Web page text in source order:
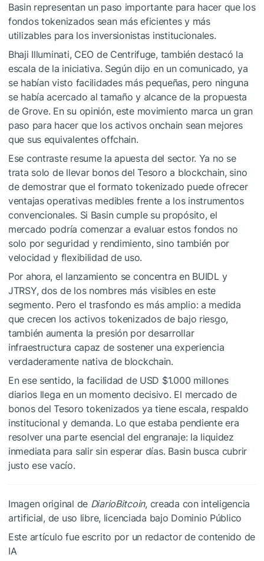
Basin representan un paso importante para hacer que los
fondos tokenizados sean más eficientes y más
utilizables para los inversionistas institucionales.
Bhaji Illuminati, CEO de Centrifuge, también destacó la
escala de la iniciativa. Según dijo en un comunicado, ya
se habían visto facilidades más pequeñas, pero ninguna
se había acercado al tamaño y alcance de la propuesta
de Grove. En su opinión, este movimiento marca un gran
paso para hacer que los activos onchain sean mejores
que sus equivalentes offchain.
Ese contraste resume la apuesta del sector. Ya no se
trata solo de llevar bonos del Tesoro a blockchain, sino
de demostrar que el formato tokenizado puede ofrecer
ventajas operativas medibles frente a los instrumentos
convencionales. Si Basin cumple su propósito, el
mercado podría comenzar a evaluar estos fondos no
solo por seguridad y rendimiento, sino también por
velocidad y flexibilidad de uso.
Por ahora, el lanzamiento se concentra en BUIDL y
JTRSY, dos de los nombres más visibles en este
segmento. Pero el trasfondo es más amplio: a medida
que crecen los activos tokenizados de bajo riesgo,
también aumenta la presión por desarrollar
infraestructura capaz de sostener una experiencia
verdaderamente nativa de blockchain.
En ese sentido, la facilidad de USD $1.000 millones
diarios llega en un momento decisivo. El mercado de
bonos del Tesoro tokenizados ya tiene escala, respaldo
institucional y demanda. Lo que estaba pendiente era
resolver una parte esencial del engranaje: la liquidez
inmediata para salir sin esperar días. Basin busca cubrir
justo ese vacío.
Imagen original de DiarioBitcoin, creada con inteligencia
artificial, de uso libre, licenciada bajo Dominio Público
Este artículo fue escrito por un redactor de contenido de
IA